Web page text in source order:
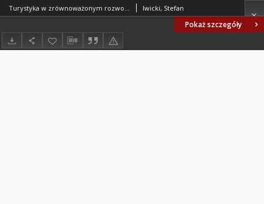
Pokaż szczegóły
Turystyka w zrównoważonym rozwoju obszarów pojeziernych Iwicki, Stefan